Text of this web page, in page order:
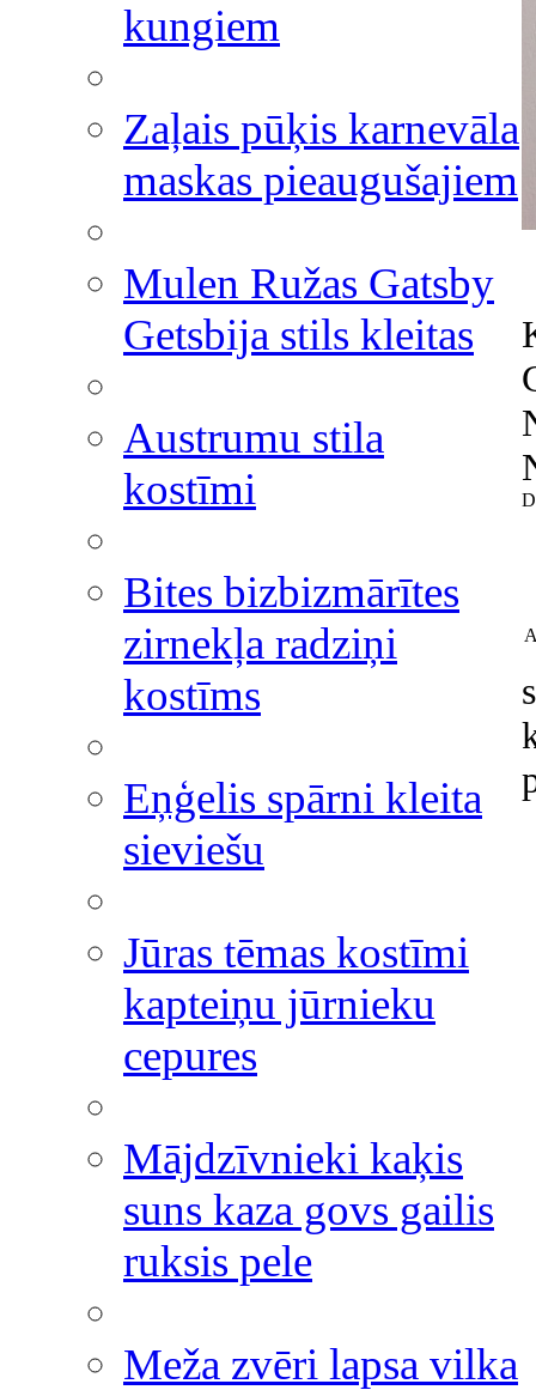
kungiem
Zaļais pūķis karnevāla
maskas pieaugušajiem
Mulen Ružas Gatsby
Getsbija stils kleitas
Austrumu stila
kostīmi
Bites bizbizmārītes
zirnekļa radziņi
kostīms
Eņģelis spārni kleita
sieviešu
Jūras tēmas kostīmi
kapteiņu jūrnieku
cepures
Mājdzīvnieki kaķis
suns kaza govs gailis
ruksis pele
Meža zvēri lapsa vilka